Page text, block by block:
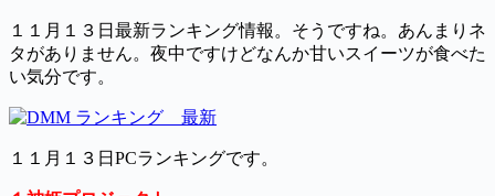
１１月１３日最新ランキング情報。そうですね。あんまりネ
タがありません。夜中ですけどなんか甘いスイーツが食べた
い気分です。
１１月１３日PCランキングです。